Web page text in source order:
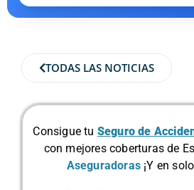
TODAS LAS NOTICIAS
Consigue tu Seguro de
con mejores coberturas de
Aseguradoras ¡Y en